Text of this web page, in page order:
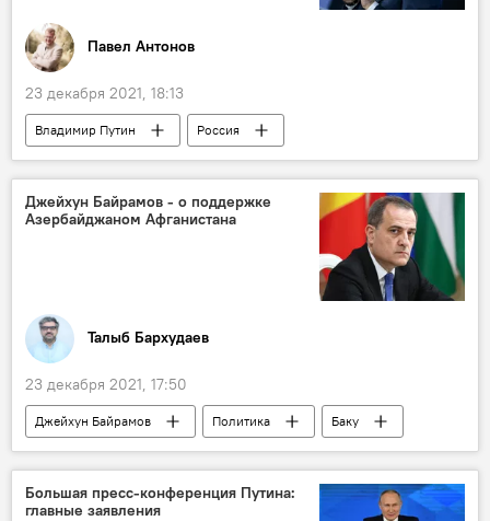
Павел Антонов
23 декабря 2021, 18:13
Владимир Путин
Россия
Российский газ
спекуляция Газ
Джейхун Байрамов - о поддержке
Азербайджаном Афганистана
Талыб Бархудаев
23 декабря 2021, 17:50
Джейхун Байрамов Политика
Баку
Афганистан
поддержка
Большая пресс-конференция Путина:
главные заявления